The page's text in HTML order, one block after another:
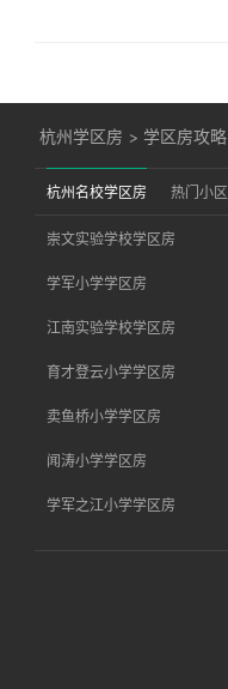
杭州学区房 > 学区房攻略
杭州名校学区房 热门小区
崇文实验学校学区房
学军小学学区房
江南实验学校学区房
育才登云小学学区房
卖鱼桥小学学区房
闻涛小学学区房
学军之江小学学区房